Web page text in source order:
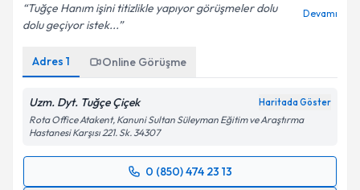
Tuğçe Hanım işini titizlikle yapıyor görüşmeler dolu
dolu geçiyor istek...
Devamı
Adres 1 Online Görüşme
Uzm. Dyt. Tuğçe Çiçek Haritada Göster
Rota Office Atakent, Kanuni Sultan Süleyman Eğitim ve Araştırma
Hastanesi Karşısı 221. Sk. 34307
0 (850) 474 23 13
Randevu Takvimi Talebi